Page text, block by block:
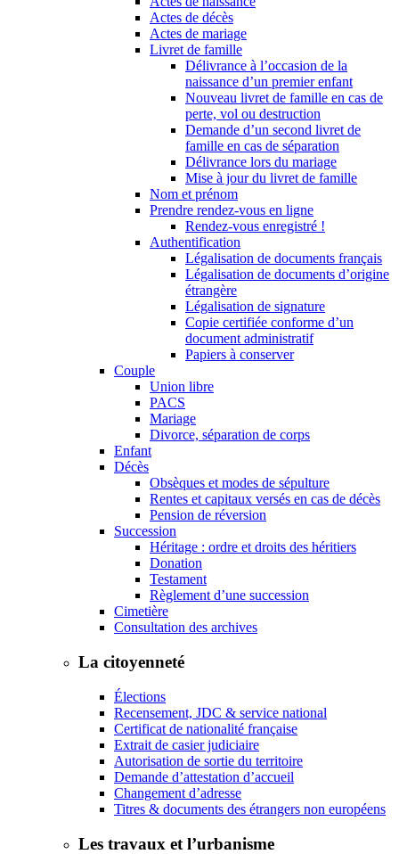
Actes de décès
Actes de mariage
Livret de famille
Délivrance à l’occasion de la
naissance d’un premier enfant
Nouveau livret de famille en cas de
perte, vol ou destruction
Demande d’un second livret de
famille en cas de séparation
Délivrance lors du mariage
Mise à jour du livret de famille
Nom et prénom
Prendre rendez-vous en ligne
Rendez-vous enregistré !
Authentification
Légalisation de documents français
Légalisation de documents d’origine
étrangère
Légalisation de signature
Copie certifiée conforme d’un
document administratif
Papiers à conserver
Couple
Union libre
PACS
Mariage
Divorce, séparation de corps
Enfant
Décès
Obsèques et modes de sépulture
Rentes et capitaux versés en cas de décès
Pension de réversion
Succession
Héritage : ordre et droits des héritiers
Donation
Testament
Règlement d’une succession
Cimetière
Consultation des archives
La citoyenneté
Élections
Recensement, JDC & service national
Certificat de nationalité française
Extrait de casier judiciaire
Autorisation de sortie du territoire
Demande d’attestation d’accueil
Changement d’adresse
Titres & documents des étrangers non européens
Les travaux et l’urbanisme